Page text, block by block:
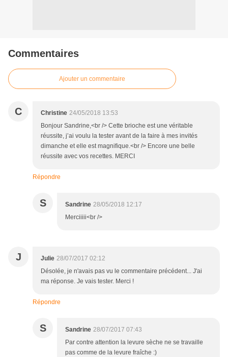
Commentaires
Ajouter un commentaire
C Christine 24/05/2018 13:53
Bonjour Sandrine,<br /> Cette brioche est une véritable
réussite, j’ai voulu la tester avant de la faire à mes invités
dimanche et elle est magnifique.<br /> Encore une belle
réussite avec vos recettes. MERCI
Répondre
S Sandrine 28/05/2018 12:17
Merciiiii<br />
J Julie 28/07/2017 02:12
Désolée, je n'avais pas vu le commentaire précédent... J'ai
ma réponse. Je vais tester. Merci !
Répondre
S Sandrine 28/07/2017 07:43
Par contre attention la levure sèche ne se travaille
pas comme de la levure fraîche :)